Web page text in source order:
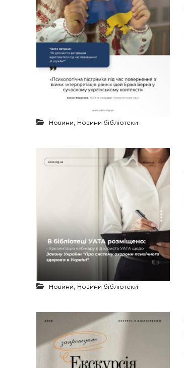
Новини, Новини бібліотеки
Новини, Новини бібліотеки